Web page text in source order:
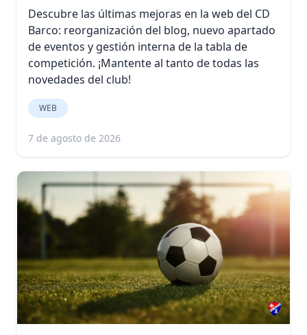
Descubre las últimas mejoras en la web del CD
Barco: reorganización del blog, nuevo apartado
de eventos y gestión interna de la tabla de
competición. ¡Mantente al tanto de todas las
novedades del club!
WEB
7 de agosto de 2026